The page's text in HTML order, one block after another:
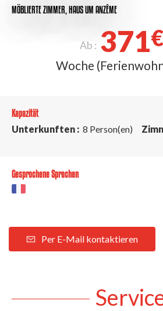
MÖBLIERTE ZIMMER, HAUSUM ANZÊME
Ab : 371€
Woche
Kapazität
Unterkunften : 8 Person(en)
Gesprochene Sprachen
Per E-Mail kontaktieren